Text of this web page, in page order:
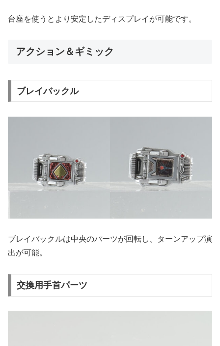
台座を使うとより安定したディスプレイが可能です。
アクション＆ギミック
ブレイバックル
ブレイバックルは中央のパーツが回転し、ターンアップ演
出が可能。
交換用手首パーツ